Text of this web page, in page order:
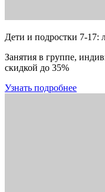
Дети и подростки 7-17:
Занятия в группе,
скидкой до 35%
Узнать подробнее